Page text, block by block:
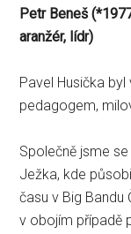
Petr Beneš (
aranžér, lídr)
Pavel Husička
pedagogem,
Společně jsme
Ježka, kde
času v Big Bandu
v obojím případě